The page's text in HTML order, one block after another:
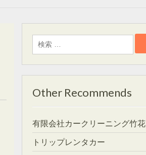
検
索:
Other Recommends
有限会社カークリーニング竹花
トリップレンタカー